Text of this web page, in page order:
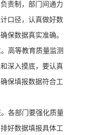
责制，部门间通力
口径，认真做好数
保数据真实准确。
高等教育质量监测
深入摸底，要认真
保填报数据符合工
各部门要强化质量
好数据填报具体工